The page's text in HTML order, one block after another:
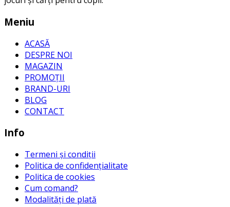
Meniu
ACASĂ
DESPRE NOI
MAGAZIN
PROMOȚII
BRAND-URI
BLOG
CONTACT
Info
Termeni și condiții
Politica de confidențialitate
Politica de cookies
Cum comand?
Modalități de plată